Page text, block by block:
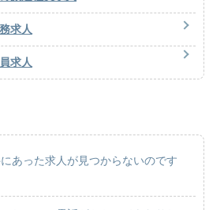
求人
求人
あった求人が見つからないのです